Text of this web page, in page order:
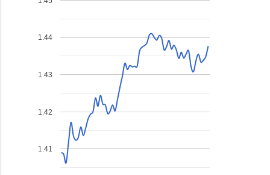
1.41
1.42
1.43
1.44